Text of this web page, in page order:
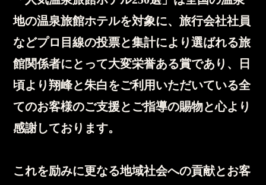
地の温泉旅館ホテルを対象に、旅行会社社員
などプロ目線の投票と集計により選ばれる旅
館関係者にとって大変栄誉ある賞であり、日
頃より翔峰と朱白をご利用いただいている全
てのお客様のご支援とご指導の賜物と心より
感謝しております。
これを励みに更なる地域社会への貢献とお客